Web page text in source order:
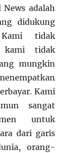
adalah
didukung
tidak
kami tidak
mungkin
Kami
sangat
untuk
dari garis
orang-